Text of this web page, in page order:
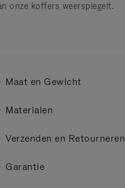
onze koffers weerspiegelt.
Maat en Gewicht
Materialen
Verzenden en Retourneren
Garantie